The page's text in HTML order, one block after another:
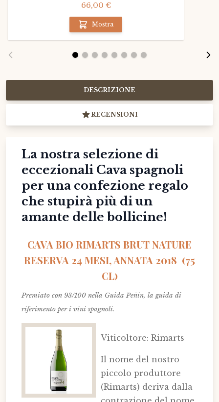
66,00 €
Mostra
DESCRIZIONE
RECENSIONI
La nostra selezione di
eccezionali Cava spagnoli
per una confezione regalo
che stupirà più di un
amante delle bollicine!
CAVA BIO RIMARTS BRUT NATURE
RESERVA 24 MESI, ANNATA 2018 (75
CL)
Premiato con 93/100 nella Guida Peñin, la guida di
riferimento per i vini spagnoli.
Viticoltore: Rimarts
Il nome del nostro
piccolo produttore
(Rimarts) deriva dalla